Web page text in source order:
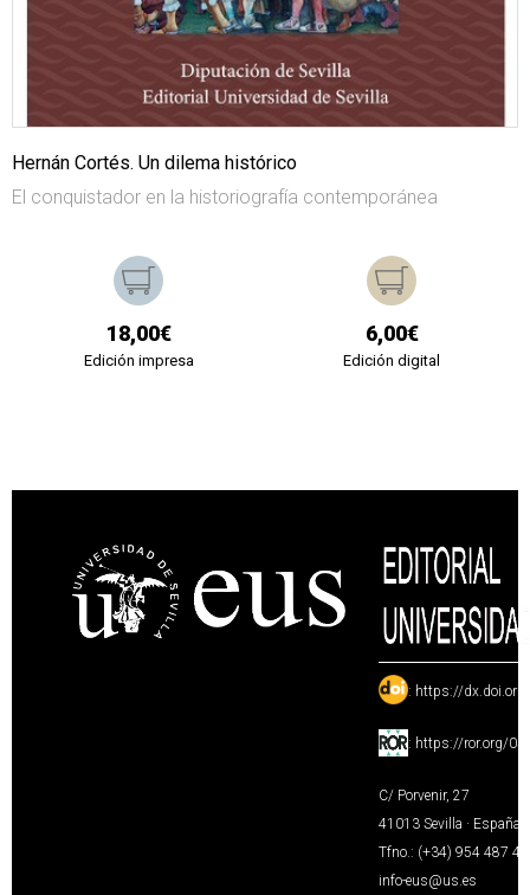
Hernán Cortés. Un dilema histórico
El conquistador en la historiografía contemporánea
18,00€
Edición impresa
6,00€
Edición digital
: https://
: https://ror.org/
C/ Porvenir, 27
41013 Sevilla · España
Tfno.: (+34) 954 487
info-eus@us.es